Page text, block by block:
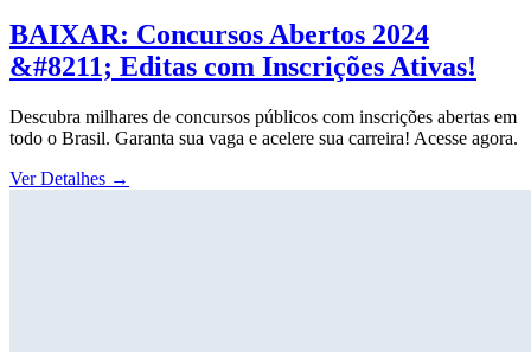
BAIXAR: Concursos Abertos 2024
&#8211; Editas com Inscrições Ativas!
Descubra milhares de concursos públicos com inscrições abertas em
todo o Brasil. Garanta sua vaga e acelere sua carreira! Acesse agora.
Ver Detalhes →